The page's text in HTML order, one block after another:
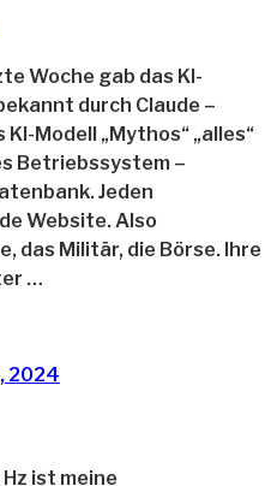
Woche gab das KI-
durch Claude –
Modell „Mythos“ „alles“
Betriebssystem –
Jeden
Website. Also
das Militär, die Börse. Ihre
…
2024
ist meine